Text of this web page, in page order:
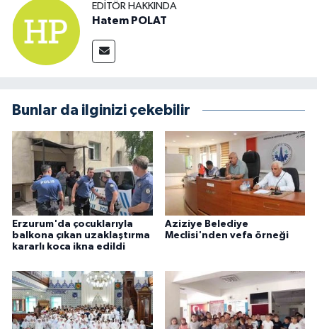
EDITÖR HAKKINDA
Hatem POLAT
Bunlar da ilginizi çekebilir
Erzurum'da çocuklarıyla
balkona çıkan uzaklaştırma
kararlı koca ikna edildi
Aziziye Belediye
Meclisi'nden vefa örneği